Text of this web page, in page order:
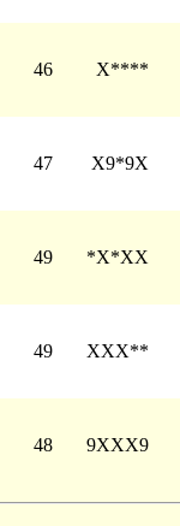
46 X****
47 X9*9X
49 *X*XX
49 XXX**
48 9XXX9